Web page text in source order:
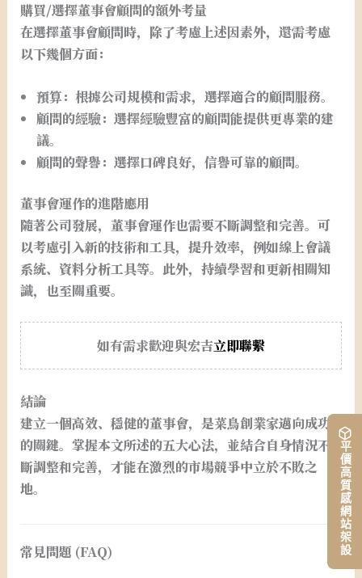
平價高質感網站架設
購買/選擇董事會顧問的額外考量
在選擇董事會顧問時，除了考慮上述因素外，還需考慮
以下幾個方面：
預算：根據公司規模和需求，選擇適合的顧問服務。
顧問的經驗：選擇經驗豐富的顧問能提供更專業的建
議。
顧問的聲譽：選擇口碑良好，信譽可靠的顧問。
董事會運作的進階應用
隨著公司發展，董事會運作也需要不斷調整和完善。可
以考慮引入新的技術和工具，提升效率，例如線上會議
系統、資料分析工具等。此外，持續學習和更新相關知
識，也至關重要。
如有需求歡迎與宏吉立即聯繫
結論
建立一個高效、穩健的董事會，是菜鳥創業家邁向成功
的關鍵。掌握本文所述的五大心法，並結合自身情況不
斷調整和完善，才能在激烈的市場競爭中立於不敗之
地。
常見問題 (FAQ)